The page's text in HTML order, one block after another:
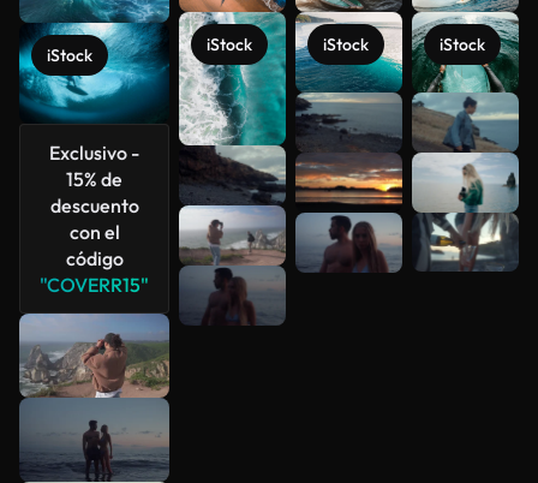
iStock
Exclusivo -
15% de
descuento
con el
código
"COVERR15"
iStock iStock iStock
Ver más